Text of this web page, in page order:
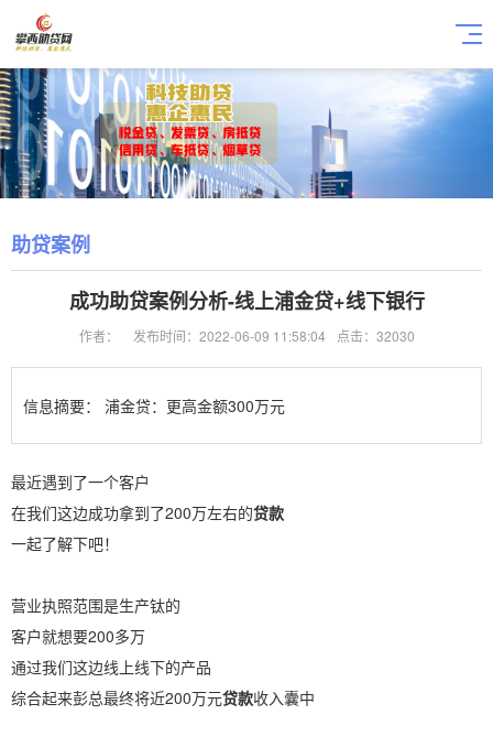
助贷案例
成功助贷案例分析-线上浦金贷+线下银行
作者： 发布时间：2022-06-09 11:58:04 点击：32030
信息摘要： 浦金贷：更高金额300万元
最近遇到了一个客户
在我们这边成功拿到了200万左右的贷款
一起了解下吧！
营业执照范围是生产钛的
客户就想要200多万
通过我们这边线上线下的产品
综合起来彭总最终将近200万元贷款收入囊中